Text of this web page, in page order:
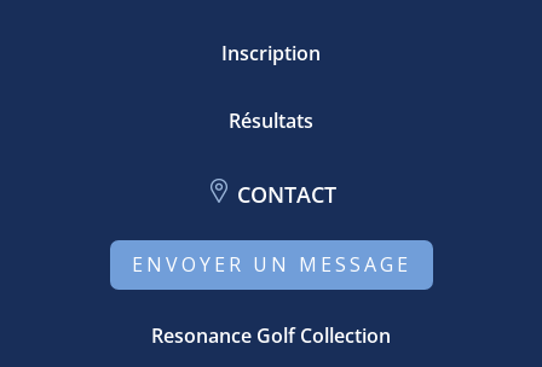
Inscription
Résultats
CONTACT
ENVOYER UN MESSAGE
Resonance Golf Collection